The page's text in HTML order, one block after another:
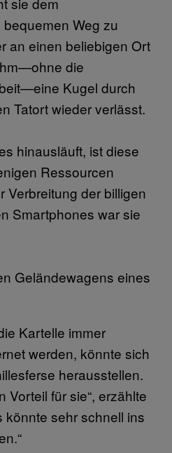
Weg zu
an einen beliebigen Ort
die
Kugel durch
Tatort wieder verlässt.
hinausläuft, ist diese
Ressourcen
Verbreitung der billigen
Smartphones war sie
Geländewagens eines
Kartelle immer
werden, könnte sich
herausstellen.
Vorteil für sie“, erzählte
könnte sehr schnell ins